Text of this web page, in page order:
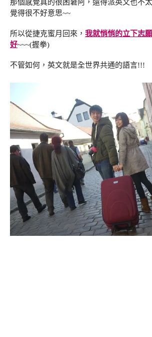
那個感覺真的很困窘阿，還得派英文也不
覺得很不好意思~~
所以從捷克蜜月回來， 我就悄悄的立下志
好~~~(握拳)
不管如何，英文就是全世界共通的語言!!!